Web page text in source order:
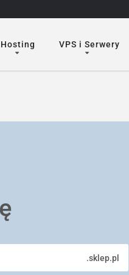
Hosting VPS i Serwery
.sklep.pl